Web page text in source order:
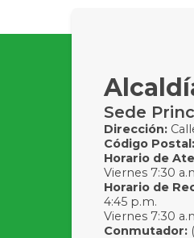
Sede
Dirección:
Código Postal:
Horario de
Viernes 7:30
Horario de
4:45 p.m.
Viernes 7:30
Conmutador: